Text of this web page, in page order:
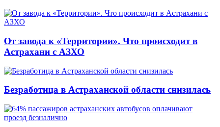
От завода к «Территории». Что происходит в
Астрахани с АЗХО
Безработица в Астраханской области снизилась